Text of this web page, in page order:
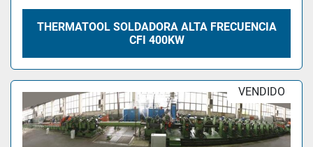
THERMATOOL SOLDADORA ALTA FRECUENCIA
CFI 400KW
VENDIDO